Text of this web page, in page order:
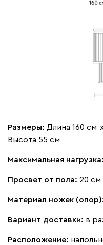
Размеры: Длина 160 см
Высота 55 см
Максимальная нагрузка:
Просвет от пола: 20 см
Материал ножек
Вариант доставки: в
Расположение: